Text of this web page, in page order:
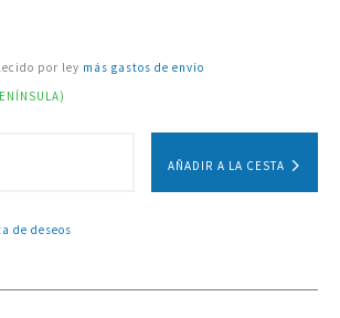
por ley más gastos de envío
AÑADIR A LA CESTA
de deseos